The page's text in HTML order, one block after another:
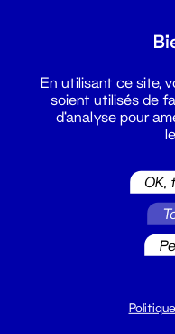
billetterie@leGrandT.fr
Du lundi au vendredi 14h
En utilisant ce site,
soient utilisés de
d'analyse pour
OK,